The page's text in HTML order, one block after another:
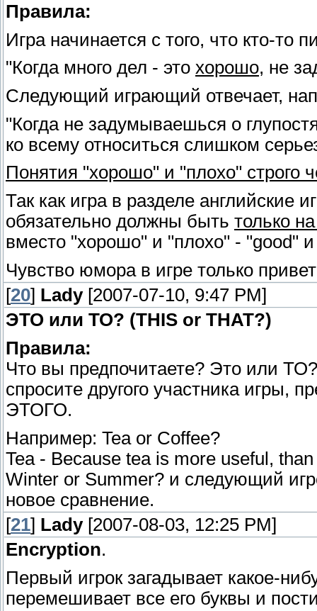
Правила:
Игра начинается с того, что кто-то
"Когда много дел - это хорошо, не
Следующий играющий отвечает,
"Когда не задумываешься о
ко всему относиться слишком
Понятия "хорошо" и "плохо" строго
Так как игра в разделе
обязательно должны быть только
вместо "хорошо" и "плохо" - "good"
Чувство юмора в игре только
[20] Lady[2007-07-10, 9:47 PM]
ЭТО или ТО? (THIS or THAT?)
Правила:
Что вы предпочитаете? Это или
спросите другого участника
ЭТОГО.
Например: Tea or Coffee?
Tea - Because tea is more useful,
Winter or Summer? и следующий
новое сравнение.
[21] Lady[2007-08-03, 12:25 PM]
Encryption.
Первый игрок загадывает какое-
перемешивает все его буквы и